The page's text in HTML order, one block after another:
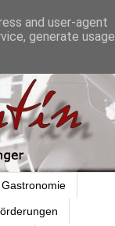
Gastronomie
and user-agent
generate usage